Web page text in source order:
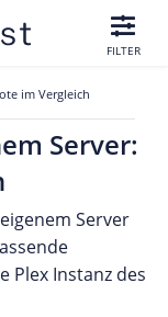
FILTER
im Vergleich
Server:
Server
Plex Instanz des